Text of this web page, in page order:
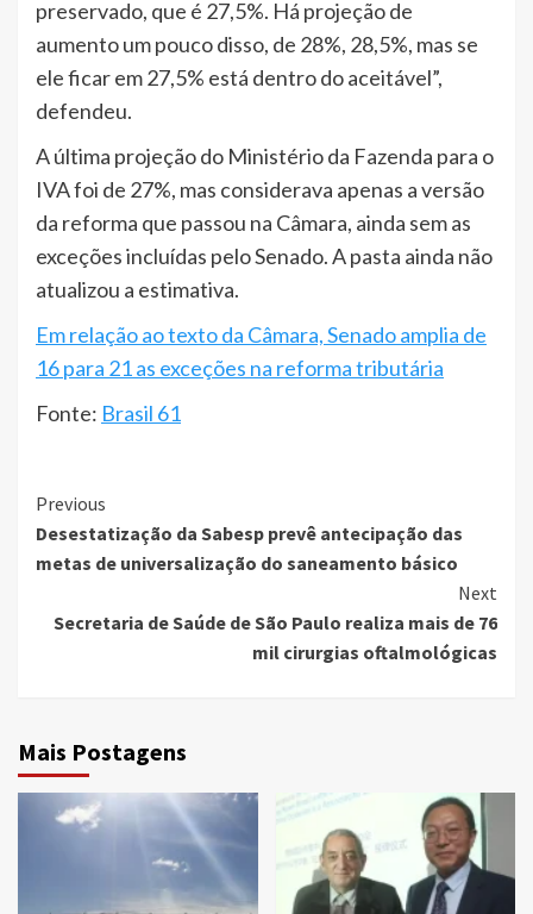
preservado, que é 27,5%. Há projeção de
aumento um pouco disso, de 28%, 28,5%, mas se
ele ficar em 27,5% está dentro do aceitável”,
defendeu.
A última projeção do Ministério da Fazenda para o
IVA foi de 27%, mas considerava apenas a versão
da reforma que passou na Câmara, ainda sem as
exceções incluídas pelo Senado. A pasta ainda não
atualizou a estimativa.
Em relação ao texto da Câmara, Senado amplia de
16 para 21 as exceções na reforma tributária
Fonte: Brasil 61
Continue
Reading
Previous
Desestatização da Sabesp prevê antecipação das
metas de universalização do saneamento básico
Next
Secretaria de Saúde de São Paulo realiza mais de 76
mil cirurgias oftalmológicas
Mais Postagens